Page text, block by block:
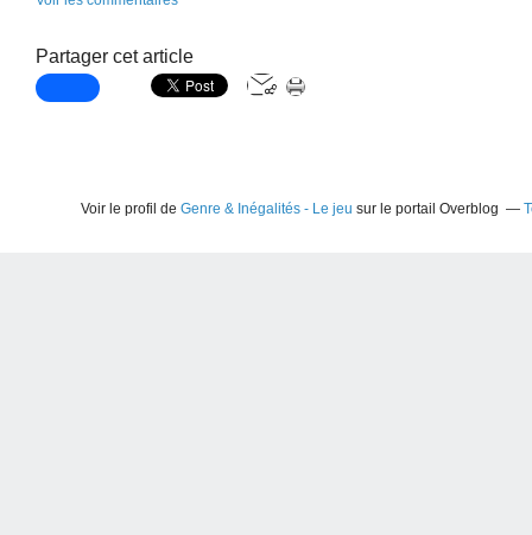
Partager cet article
Voir le profil de Genre & Inégalités - Le jeu sur le portail Overblog